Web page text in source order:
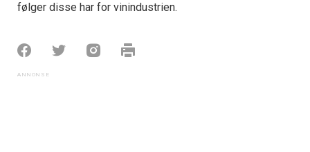
følger disse har for vinindustrien.